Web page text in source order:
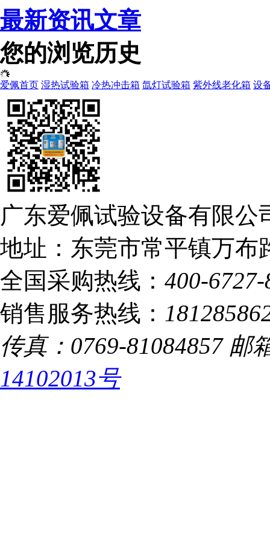
最新资讯文章
您的浏览历史
爱佩首页 湿热试验箱 冷热冲击箱 氙灯试验箱 紫外线老化箱 设
广东爱佩试验设备有限
地址：东莞市常平镇万布
全国采购热线： 400-6727-
销售服务热线：
传真：0769-81084857 邮
14102013号